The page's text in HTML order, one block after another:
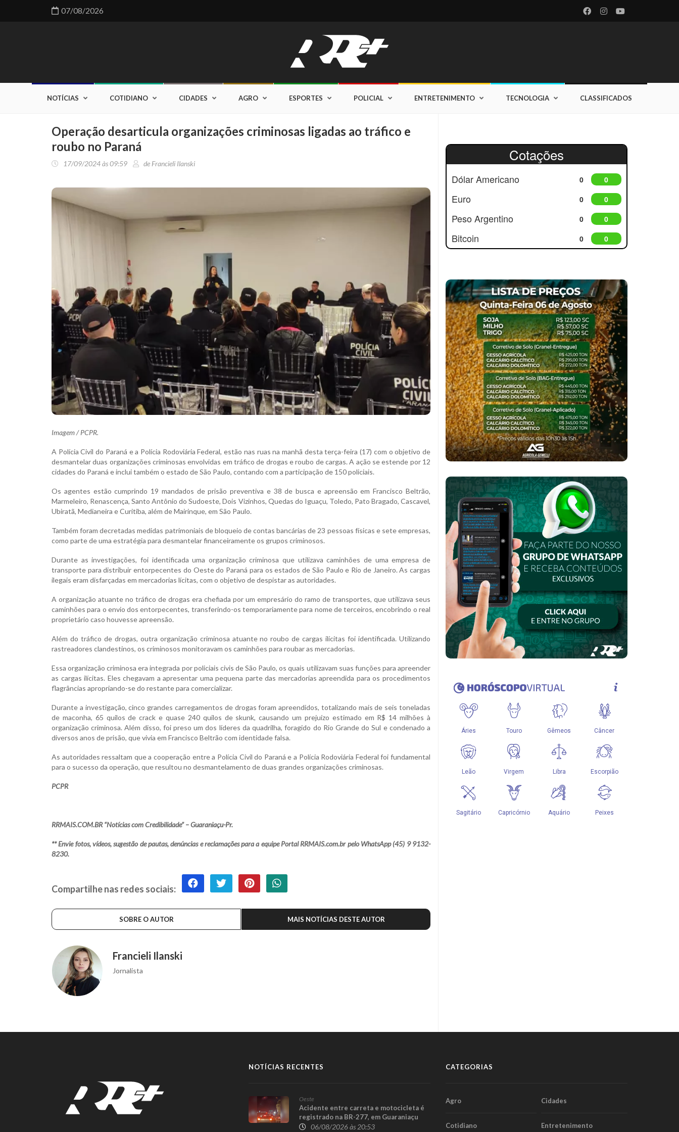
07/08/2026
NOTÍCIAS COTIDIANO CIDADES AGRO ESPORTES POLICIAL ENTRETENIMENTO TECNOLOGIA CLASSIFICADOS
Operação desarticula organizações criminosas ligadas ao tráfico e
roubo no Paraná
17/09/2024 às 09:59 de Francieli Ilanski
Imagem / PCPR.
A Polícia Civil do Paraná e a Polícia Rodoviária Federal, estão nas ruas na manhã desta terça-feira (17) com o objetivo de
desmantelar duas organizações criminosas envolvidas em tráfico de drogas e roubo de cargas. A ação se estende por 12
cidades do Paraná e inclui também o estado de São Paulo, contando com a participação de 150 policiais.
Os agentes estão cumprindo 19 mandados de prisão preventiva e 38 de busca e apreensão em Francisco Beltrão,
Marmeleiro, Renascença, Santo Antônio do Sudoeste, Dois Vizinhos, Quedas do Iguaçu, Toledo, Pato Bragado, Cascavel,
Ubiratã, Medianeira e Curitiba, além de Mairinque, em São Paulo.
Também foram decretadas medidas patrimoniais de bloqueio de contas bancárias de 23 pessoas físicas e sete empresas,
como parte de uma estratégia para desmantelar financeiramente os grupos criminosos.
Durante as investigações, foi identificada uma organização criminosa que utilizava caminhões de uma empresa de
transporte para distribuir entorpecentes do Oeste do Paraná para os estados de São Paulo e Rio de Janeiro. As cargas
ilegais eram disfarçadas em mercadorias lícitas, com o objetivo de despistar as autoridades.
A organização atuante no tráfico de drogas era chefiada por um empresário do ramo de transportes, que utilizava seus
caminhões para o envio dos entorpecentes, transferindo-os temporariamente para nome de terceiros, encobrindo o real
proprietário caso houvesse apreensão.
Além do tráfico de drogas, outra organização criminosa atuante no roubo de cargas ilícitas foi identificada. Utilizando
rastreadores clandestinos, os criminosos monitoravam os caminhões para roubar as mercadorias.
Essa organização criminosa era integrada por policiais civis de São Paulo, os quais utilizavam suas funções para apreender
as cargas ilícitas. Eles chegavam a apresentar uma pequena parte das mercadorias apreendida para os procedimentos
flagrâncias apropriando-se do restante para comercializar.
Durante a investigação, cinco grandes carregamentos de drogas foram apreendidos, totalizando mais de seis toneladas
de maconha, 65 quilos de crack e quase 240 quilos de skunk, causando um prejuízo estimado em R$ 14 milhões à
organização criminosa. Além disso, foi preso um dos líderes da quadrilha, foragido do Rio Grande do Sul e condenado a
diversos anos de prisão, que vivia em Francisco Beltrão com identidade falsa.
As autoridades ressaltam que a cooperação entre a Polícia Civil do Paraná e a Polícia Rodoviária Federal foi fundamental
para o sucesso da operação, que resultou no desmantelamento de duas grandes organizações criminosas.
PCPR
RRMAIS.COM.BR “Notícias com Credibilidade” – Guaraniaçu-Pr.
** Envie fotos, vídeos, sugestão de pautas, denúncias e reclamações para a equipe Portal RRMAIS.com.br pelo WhatsApp (45) 9 9132-
8230.
Compartilhe nas redes sociais:
SOBRE O AUTOR MAIS NOTÍCIAS DESTE AUTOR
Francieli Ilanski
Jornalista
Cotações
Dólar Americano 0 0
Euro 0 0
Peso Argentino 0 0
Bitcoin 0 0
NOTÍCIAS RECENTES
Oeste
Acidente entre carreta e motocicleta é
registrado na BR-277, em Guaraniaçu
06/08/2026 às 20:53
CATEGORIAS
Agro Cidades
Cotidiano Entretenimento